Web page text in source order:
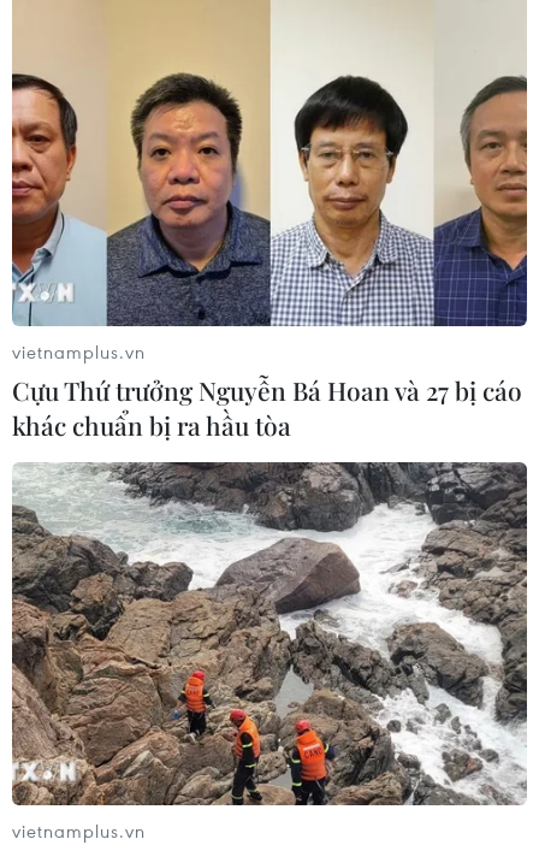
vietnamplus.vn
Cựu Thứ trưởng Nguyễn Bá Hoan và 27 bị cáo
khác chuẩn bị ra hầu tòa
vietnamplus.vn